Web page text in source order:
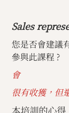
Sales
您是否會建議
參與此課程 ?
會
很有收獲，但
本培訓的心得